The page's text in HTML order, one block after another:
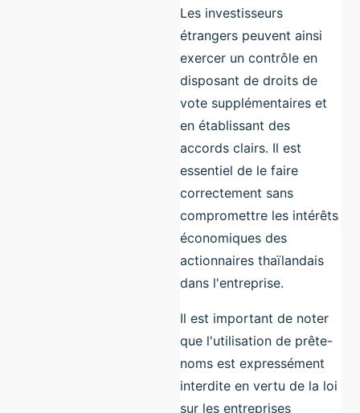
Les investisseurs
étrangers peuvent ainsi
exercer un contrôle en
disposant de droits de
vote supplémentaires et
en établissant des
accords clairs. Il est
essentiel de le faire
correctement sans
compromettre les intérêts
économiques des
actionnaires thaïlandais
dans l'entreprise.
Il est important de noter
que l'utilisation de prête-
noms est expressément
interdite en vertu de la loi
sur les entreprises